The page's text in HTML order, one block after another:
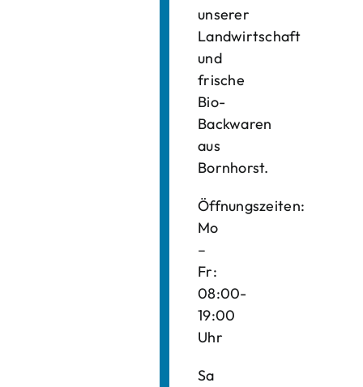
unserer
Landwirtschaft
und
frische
Bio-
Backwaren
aus
Bornhorst.
Öffnungszeiten:
Mo
–
Fr:
08:00-
19:00
Uhr
Sa